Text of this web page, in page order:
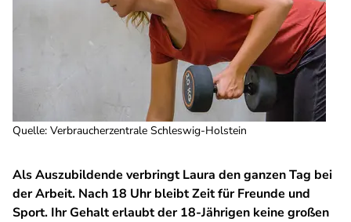
Quelle: Verbraucherzentrale Schleswig-Holstein
Als Auszubildende verbringt Laura den ganzen Tag bei
der Arbeit. Nach 18 Uhr bleibt Zeit für Freunde und
Sport. Ihr Gehalt erlaubt der 18-Jährigen keine großen